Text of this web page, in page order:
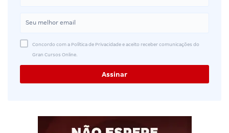
Concordo com a Política de Privacidade e aceito receber comunicações do
Gran Cursos Online.